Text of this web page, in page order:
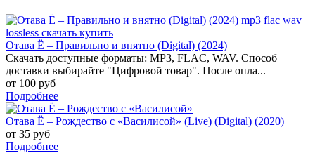
Отава Ё – Правильно и внятно (Digital) (2024)
Скачать доступные форматы: MP3, FLAC, WAV. Способ
доставки выбирайте "Цифровой товар". После опла...
от 100 руб
Подробнее
Отава Ё – Рождество с «Василисой» (Live) (Digital) (2020)
от 35 руб
Подробнее